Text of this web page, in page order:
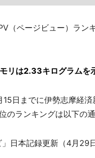
（ページビュー）ラン
リは2.33キログラムを
日までに伊勢志摩経
のランキングは以下の
日本記録更新（4月29日